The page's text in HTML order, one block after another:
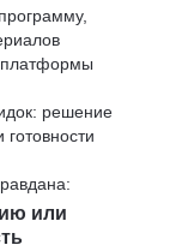
платформы
решение
или